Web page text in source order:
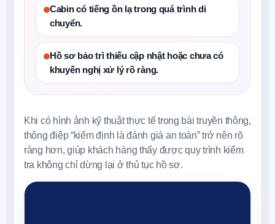
Cabin có tiếng ồn lạ trong quá trình di
chuyển.
Hồ sơ bảo trì thiếu cập nhật hoặc chưa có
khuyến nghị xử lý rõ ràng.
Khi có hình ảnh kỹ thuật thực tế trong bài truyền thông,
thông điệp “kiểm định là đánh giá an toàn” trở nên rõ
ràng hơn, giúp khách hàng thấy được quy trình kiểm
tra không chỉ dừng lại ở thủ tục hồ sơ.